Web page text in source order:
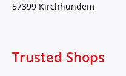
57399 Kirchhundem
Trusted Shops